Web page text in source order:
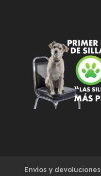
Envíos y devoluciones